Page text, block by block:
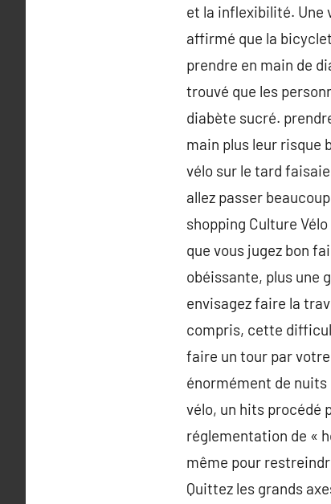
et la inflexibilité. Une
affirmé que la
prendre en main de
trouvé que les
diabète sucré.
main plus leur risque
vélo sur le tard
allez passer
shopping Culture
que vous jugez bon
obéissante, plus une
envisagez faire la
compris, cette
faire un tour par votre
énormément de nuits
vélo, un hits procédé
réglementation de «
même pour
Quittez les grands